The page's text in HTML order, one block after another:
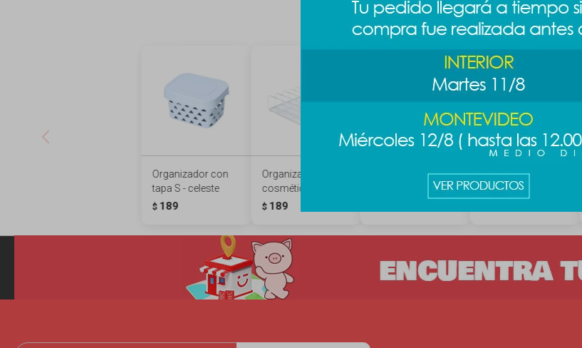
Productos que te pueden interesar
Organizador con
tapa S - celeste
$ 189
Organizador
cosméticos
$ 189
Organizador con
Caja organizadora
$ 199 $389